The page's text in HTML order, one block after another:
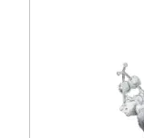
Landwirtschaft –
gewesen. Von
zur Synthese von
Stockstoff durch
Luft- und
auch kulturell
ihrer Nutzung
schalteten sich in